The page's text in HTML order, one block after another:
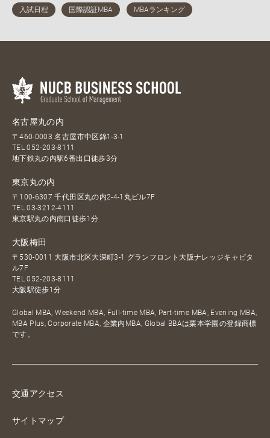
名古屋丸の内
〒460-0003 名古屋市中区錦1-3-1
TEL052-203-8111
地下鉄丸の内駅6番出口徒歩3分
東京丸の内
〒100-6307 千代田区丸の内2-4-1丸ビル7F
TEL03-3212-4111
東京駅丸の内南口徒歩1分
大阪梅田
〒530-0011 大阪市北区大深町3-1 グランフロント大阪ナレッジキャピタ
ル7F
TEL052-203-8111
大阪駅徒歩1分
Global MBA, Weekend MBA, Full-time MBA, Part-time MBA, Evening MBA,
MBA Plus, Corporate MBA, 企業内MBA, Global BBAは栗本学園の登録商標
です。
交通アクセス
サイトマップ